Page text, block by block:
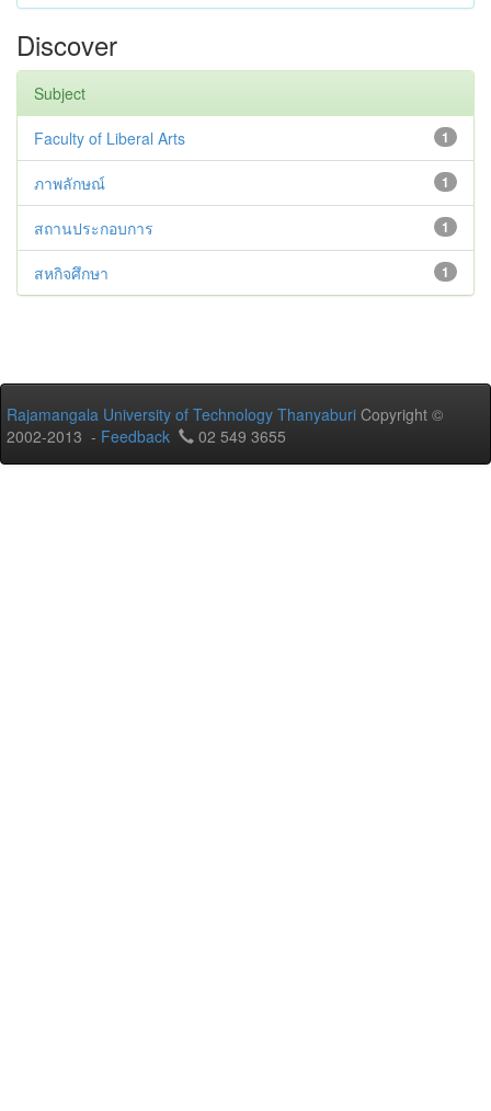
Discover
Subject
1
Faculty of Liberal Arts
1
ภาพลักษณ์
1
สถานประกอบการ
1
สหกิจศึกษา
Rajamangala University of Technology Thanyaburi Copyright ©
2002-2013 - Feedback 02 549 3655